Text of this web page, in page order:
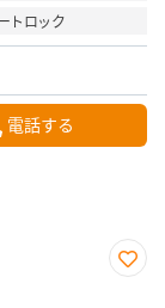
トロック
電話する